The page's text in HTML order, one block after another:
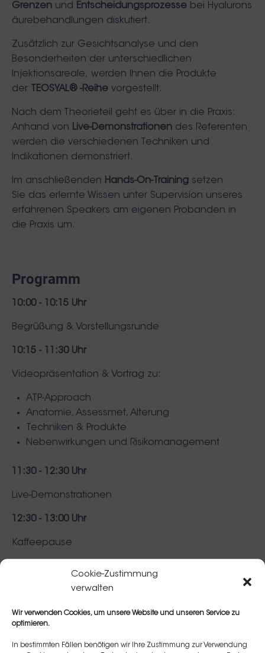
Cookie-Zustimmung
verwalten
Wir verwenden Cookies, um unsere Website und unseren Service zu
optimieren.
In bestimmten Fällen benötigen wir Ihre Zustimmung zur Verwendung
Grenzen und Entscheidungsprozesse bei Hyalurons
äurebehandlungen diskutiert.
Zusätzlich zur Gesichtsanalyse und den
Besonderheiten der unterschiedlichen
Injektionsareale, werden Ihnen die Produkte
der
TEOSYAL® -Reihe vorgestellt.
Nach dem Theorieteil geht es über in die Praxis:
Anhand von Live-Demonstrationen des Referenten
werden die verschiedenen Techniken und
Indikationen demonstriert.
Im anschließenden Hands-On-Training setzen
Sie das erlernte Wissen unter Supervision unseres
erfahrenen Speakers am eigenen Probanden in
die Praxis um.
Programm
10:00 - 10:15 Uhr
Begrüßung & Vorstellungsrunde
10:15 - 11:30 Uhr
Videopräsentation & Vortrag zu:
ATP-Approach
Anatomie, Assessmet, Alterung
Techniken & Produkte
Nebenwirkungen und Risikomanagement
11:30 - 12:30 Uhr
Live-Demonstrationen
12:30 - 13:00 Uhr
Kaffeepause
Hands-On unter Anleitung und Supervision von Dr.
14:30 - 15:00 Uhr